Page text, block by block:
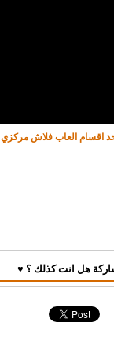
اقسام العاب فلاش مركزي
هل انت كذلك ؟